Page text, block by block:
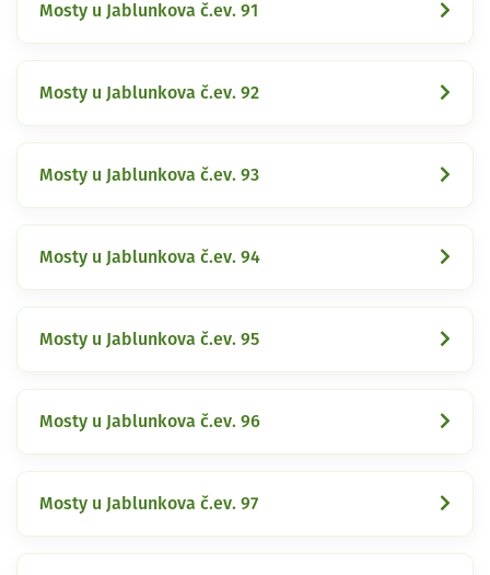
Mosty u Jablunkova č.ev. 91
Mosty u Jablunkova č.ev. 92
Mosty u Jablunkova č.ev. 93
Mosty u Jablunkova č.ev. 94
Mosty u Jablunkova č.ev. 95
Mosty u Jablunkova č.ev. 96
Mosty u Jablunkova č.ev. 97